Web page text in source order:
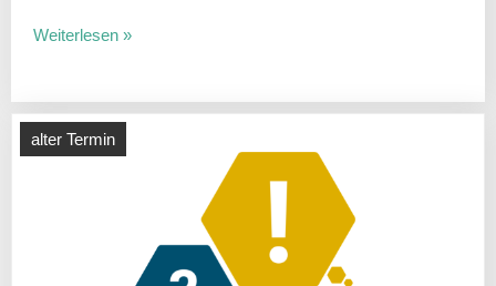
Weiterlesen »
alter Termin